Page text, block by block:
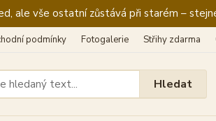
ale vše ostatní zůstává při starém –
podmínky Fotogalerie Střihy zdarma
Hledat